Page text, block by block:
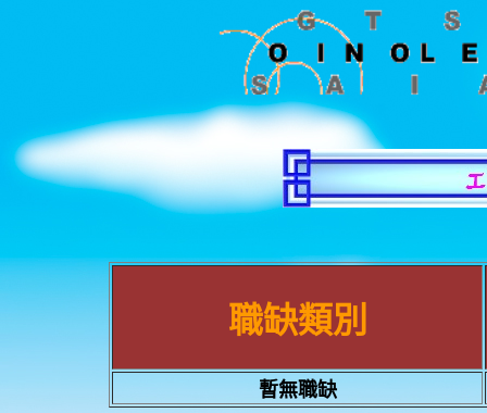
職缺類別
暫無職缺